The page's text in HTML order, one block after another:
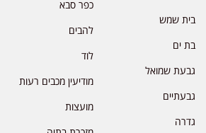
בית שמש
בת ים
גבעת שמואל
גבעתיים
גדרה
כפר סבא
להבים
לוד
מודיעין מכבים רעות
מועצות